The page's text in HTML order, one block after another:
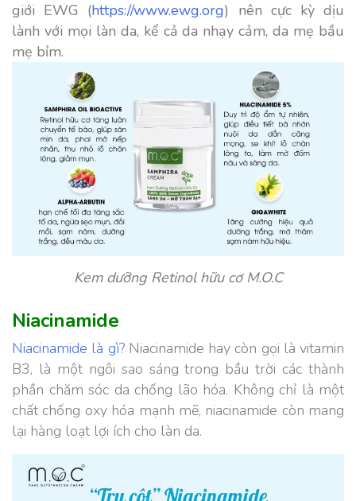
giới EWG (https://www.ewg.org) nên cực kỳ dịu
lành với mọi làn da, kể cả da nhạy cảm, da mẹ bầu
mẹ bỉm.
Kem dưỡng Retinol hữu cơ M.O.C
Niacinamide
Niacinamide là gì?Niacinamide hay còn gọi là vitamin
B3, là một ngôi sao sáng trong bầu trời các thành
phần chăm sóc da chống lão hóa. Không chỉ là một
chất chống oxy hóa mạnh mẽ, niacinamide còn mang
lại hàng loạt lợi ích cho làn da.